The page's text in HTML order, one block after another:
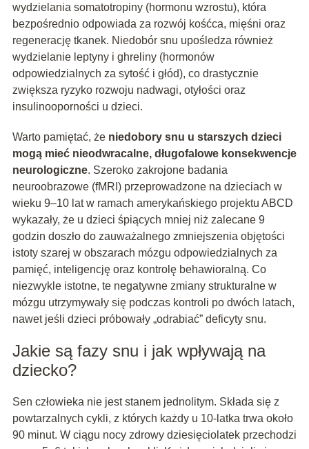
wydzielania somatotropiny (hormonu wzrostu), która
bezpośrednio odpowiada za rozwój kośćca, mięśni oraz
regenerację tkanek. Niedobór snu upośledza również
wydzielanie leptyny i ghreliny (hormonów
odpowiedzialnych za sytość i głód), co drastycznie
zwiększa ryzyko rozwoju nadwagi, otyłości oraz
insulinooporności u dzieci.
Warto pamiętać, że niedobory snu u starszych dzieci
mogą mieć nieodwracalne, długofalowe konsekwencje
neurologiczne. Szeroko zakrojone badania
neuroobrazowe (fMRI) przeprowadzone na dzieciach w
wieku 9–10 lat w ramach amerykańskiego projektu ABCD
wykazały, że u dzieci śpiących mniej niż zalecane 9
godzin doszło do zauważalnego zmniejszenia objętości
istoty szarej w obszarach mózgu odpowiedzialnych za
pamięć, inteligencję oraz kontrolę behawioralną. Co
niezwykle istotne, te negatywne zmiany strukturalne w
mózgu utrzymywały się podczas kontroli po dwóch latach,
nawet jeśli dzieci próbowały „odrabiać” deficyty snu.
Jakie są fazy snu i jak wpływają na
dziecko?
Sen człowieka nie jest stanem jednolitym. Składa się z
powtarzalnych cykli, z których każdy u 10-latka trwa około
90 minut. W ciągu nocy zdrowy dziesięciolatek przechodzi